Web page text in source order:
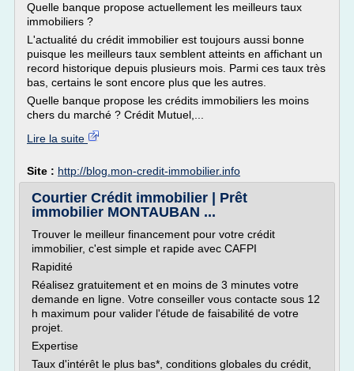
Quelle banque propose actuellement les meilleurs taux
immobiliers ?
L'actualité du crédit immobilier est toujours aussi bonne
puisque les meilleurs taux semblent atteints en affichant un
record historique depuis plusieurs mois. Parmi ces taux très
bas, certains le sont encore plus que les autres.
Quelle banque propose les crédits immobiliers les moins
chers du marché ? Crédit Mutuel,...
Lire la suite
Site : http://blog.mon-credit-immobilier.info
Courtier Crédit immobilier | Prêt
immobilier MONTAUBAN ...
Trouver le meilleur financement pour votre crédit
immobilier, c'est simple et rapide avec CAFPI
Rapidité
Réalisez gratuitement et en moins de 3 minutes votre
demande en ligne. Votre conseiller vous contacte sous 12
h maximum pour valider l'étude de faisabilité de votre
projet.
Expertise
Taux d'intérêt le plus bas*, conditions globales du crédit,